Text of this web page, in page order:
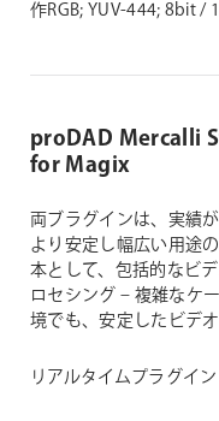
作RGB; YUV-444; 8bit /
proDAD Mercalli
for Magix
両ブラグインは、実績
より安定し幅広い用途
本として、包括的なビ
ロセシング – 複雑なケ
境でも、安定したビデオ
リアルタイムプラグイ